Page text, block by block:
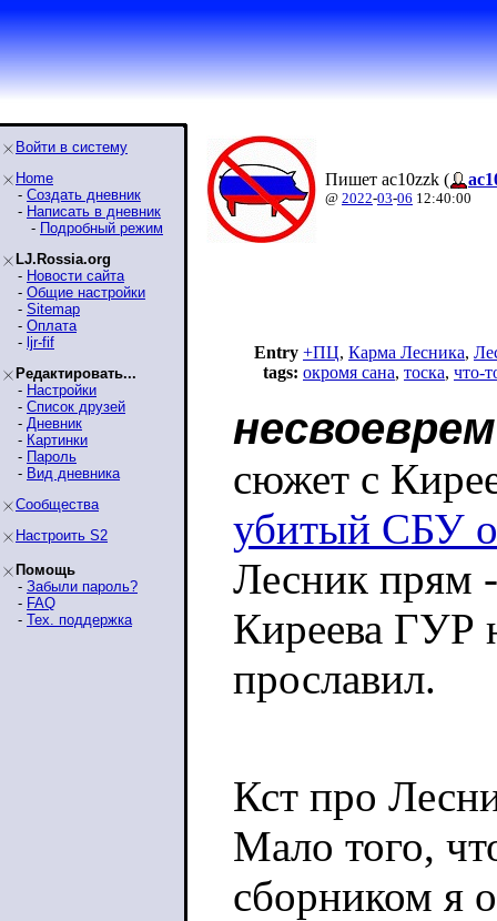
Войти в систему
Home
- Создать дневник
- Написать в дневник
- Подробный режим
LJ.Rossia.org
- Новости сайта
- Общие настройки
- Sitemap
- Оплата
- ljr-fif
Редактировать...
- Настройки
- Список друзей
- Дневник
- Картинки
- Пароль
- Вид дневника
Сообщества
Настроить S2
Помощь
- Забыли пароль?
- FAQ
- Тех. поддержка
Пишет ac10zzk (
@ 2022-03-06 12:40:00
Entry
tags:
+ПЦ, Карма Лесника,
окромя сана, тоска, что-
сюжет с
убитый СБУ
Лесник прям
Киреева ГУР
прославил.
Кст про
Мало того,
сборником я